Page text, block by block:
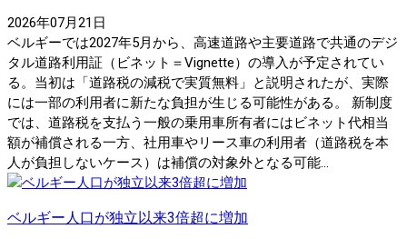
2026年07月21日
ベルギーでは2027年5月から、高速道路や主要道路で共通のデジ
タル道路利用証（ビネット＝Vignette）の導入が予定されてい
る。当初は「道路税の減税で実質無料」と説明されたが、実際
には一部の利用者に新たな負担が生じる可能性がある。 新制度
では、道路税を支払う一般の乗用車所有者にはビネット代相当
額が補償される一方、社用車やリース車の利用者（道路税を本
人が負担しないケース）は補償の対象外となる可能...
ベルギー人口が独立以来3倍超に増加